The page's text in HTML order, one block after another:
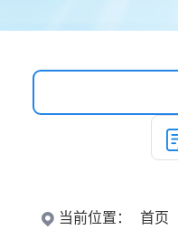
当前位置： 首页